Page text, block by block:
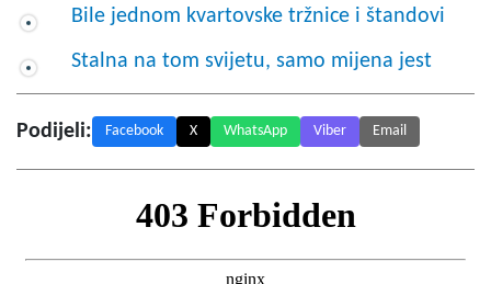
Bile jednom kvartovske tržnice i štandovi
Stalna na tom svijetu, samo mijena jest
Podijeli: Facebook X WhatsApp Viber Email